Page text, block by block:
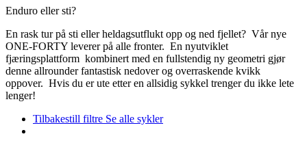
Enduro eller sti?
En rask tur på sti eller heldagsutflukt opp og ned fjellet? Vår nye
ONE-FORTY leverer på alle fronter. En nyutviklet
fjæringsplattform kombinert med en fullstendig ny geometri gjør
denne allrounder fantastisk nedover og overraskende kvikk
oppover. Hvis du er ute etter en allsidig sykkel trenger du ikke lete
lenger!
Tilbakestill filtre Se alle sykler